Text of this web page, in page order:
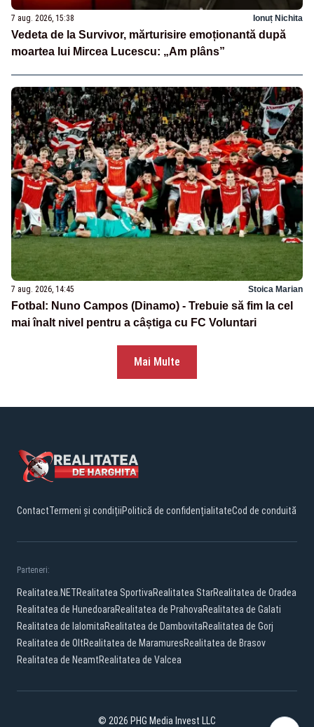
7 aug. 2026, 15:38 Ionuț Nichita
Vedeta de la Survivor, mărturisire emoționantă după
moartea lui Mircea Lucescu: „Am plâns”
7 aug. 2026, 14:45 Stoica Marian
Fotbal: Nuno Campos (Dinamo) - Trebuie să fim la cel
mai înalt nivel pentru a câștiga cu FC Voluntari
Mai Multe
ContactTermeni și condițiiPolitică de confidențialitateCod de conduită
Parteneri:
Realitatea.NETRealitatea SportivaRealitatea StarRealitatea de Oradea
Realitatea de HunedoaraRealitatea de PrahovaRealitatea de Galati
Realitatea de IalomitaRealitatea de DambovitaRealitatea de Gorj
Realitatea de OltRealitatea de MaramuresRealitatea de Brasov
Realitatea de NeamtRealitatea de Valcea
© 2026 PHG Media Invest LLC